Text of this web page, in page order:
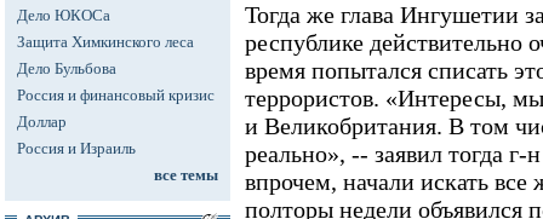
Дело ЮКОСа
Защита Химкинского леса
Дело Бульбова
Россия и финансовый кризис
Доллар
Россия и Израиль
все темы
Тогда же глава Ингушетии
республике действительно
время попытался списать
террористов. «Интересы,
и Великобритания. В том
реально», -- заявил тогда
впрочем, начали искать
полторы недели объявился